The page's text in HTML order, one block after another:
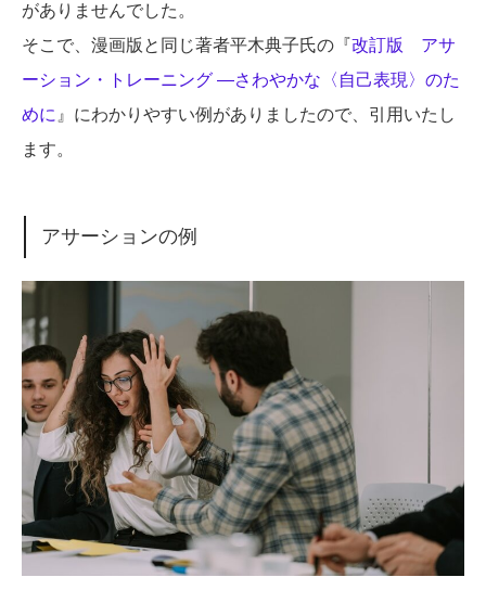
がありませんでした。
そこで、漫画版と同じ著者平木典子氏の『改訂版 アサ
ーション・トレーニング ―さわやかな〈自己表現〉のた
めに 』にわかりやすい例がありましたので、引用いたし
ます。
アサーションの例